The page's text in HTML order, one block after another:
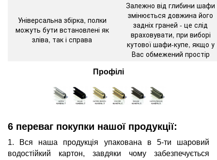
Універсальна збірка, полки
можуть бути встановлені як
зліва, так і справа
Залежно від глибини шафи
змінюється довжина його
задніх граней - це слід
враховувати, при виборі
кутової шафи-купе, якщо у
Вас обмежений простір
Профілі
6 переваг покупки нашої продукції:
1. Вся наша продукція упакована в 5-ти шаровий
водостійкий картон, завдяки чому забезпечується